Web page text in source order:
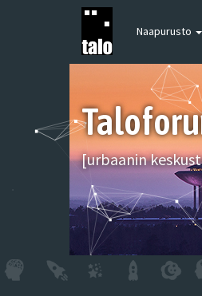
Naapurusto
[urbaanin